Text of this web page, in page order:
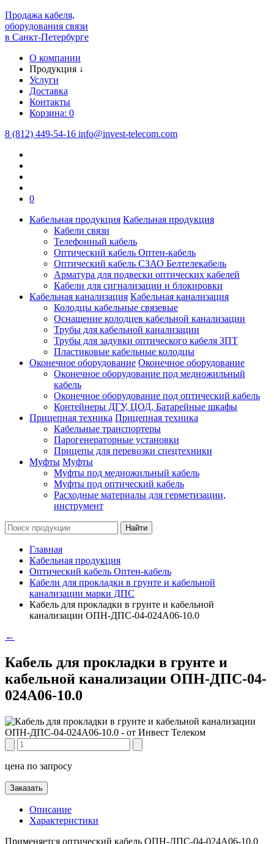
Продажа кабеля,
оборудования связи
в Санкт-Петербурге
О компании
Продукция ↓
Услуги
Доставка
Контакты
Корзина: 0
8 (812) 449-54-16 info@invest-telecom.com
0
Кабельная продукция Кабельная продукция
Кабели связи
Телефонный кабель
Оптический кабель Оптен-кабель
Оптический кабель СЗАО Белтелекабель
Арматура для подвески оптических кабелей
Кабели для сигнализации и блокировки
Кабельная канализация Кабельная канализация
Колодцы кабельные связевые
Оснащение колодцев кабельной канализации
Трубы для кабельной канализации
Трубы для задувки оптического кабеля ЗПТ
Пластиковые кабельные колодцы
Оконечное оборудование Оконечное оборудование
Оконечное оборудование под медножильный
кабель
Оконечное оборудование под оптический кабель
Контейнеры ДГУ, ЦОД, Батарейные шкафы
Прицепная техника Прицепная техника
Кабельные транспортеры
Парогенераторные установки
Прицепы для перевозки спецтехники
Муфты Муфты
Муфты под медножильный кабель
Муфты под оптический кабель
Расходные материалы для герметизации,
инструмент
Главная
Кабельная продукция
Оптический кабель Оптен-кабель
Кабели для прокладки в грунте и кабельной
канализации марки ДПС
Кабель для прокладки в грунте и кабельной
канализации ОПН-ДПС-04-024А06-10.0
←
Кабель для прокладки в грунте и
кабельной канализации ОПН-ДПС-04-
024А06-10.0
цена по запросу
Заказать
Описание
Характеристики
Применяется оптический кабель ОПН-ДПС-04-024А06-10.0